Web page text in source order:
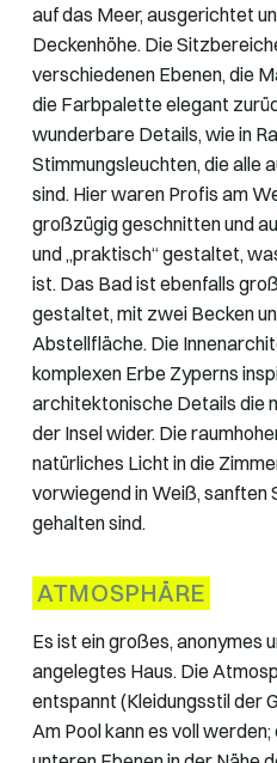
auf das Meer, ausgerichtet
Deckenhöhe. Die
verschiedenen Ebenen, die
die Farbpalette elegant
wunderbare Details, wie in
Stimmungsleuchten, die alle
sind. Hier waren Profis am
großzügig geschnitten und
und „praktisch“ gestaltet,
ist. Das Bad ist ebenfalls
gestaltet, mit zwei Becken
Abstellfläche. Die
komplexen Erbe Zyperns
architektonische Details die
der Insel wider. Die
natürliches Licht in die
vorwiegend in Weiß, sanften
gehalten sind.
ATMOSPHÄRE
Es ist ein großes, anonymes
angelegtes Haus. Die
entspannt (Kleidungsstil der
Am Pool kann es voll